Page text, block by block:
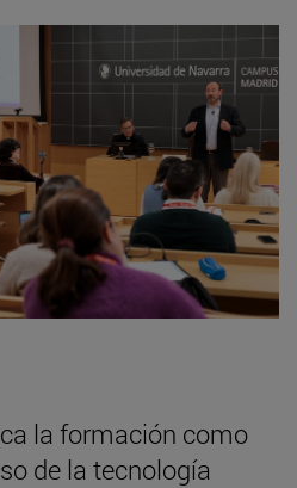
la formación como
de la tecnología